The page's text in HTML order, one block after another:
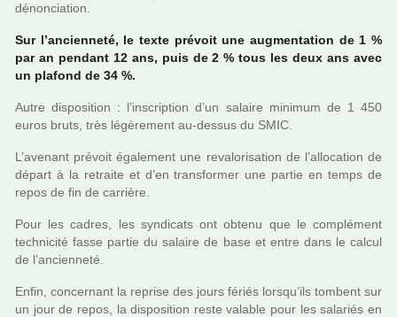
dénon­cia­tion.
Sur l’ancien­neté, le texte pré­voit une aug­men­ta­tion de 1 %
par an pen­dant 12 ans, puis de 2 % tous les deux ans avec
un pla­fond de 34 %.
Autre dis­po­si­tion : l’ins­crip­tion d’un salaire mini­mum de 1 450
euros bruts, très légè­re­ment au-dessus du SMIC.
L’ave­nant pré­voit également une reva­lo­ri­sa­tion de l’allo­ca­tion de
départ à la retraite et d’en trans­for­mer une partie en temps de
repos de fin de car­rière.
Pour les cadres, les syn­di­cats ont obtenu que le com­plé­ment
tech­ni­cité fasse partie du salaire de base et entre dans le calcul
de l’ancien­neté.
Enfin, concer­nant la reprise des jours fériés lorsqu’ils tom­bent sur
un jour de repos, la dis­po­si­tion reste vala­ble pour les sala­riés en